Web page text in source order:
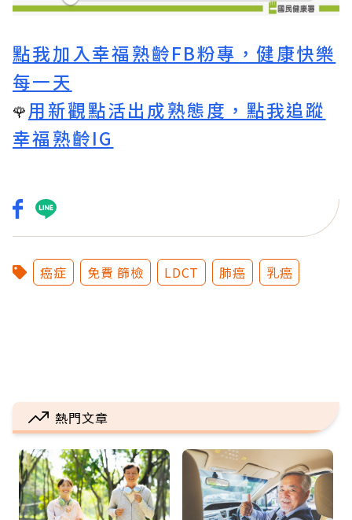
點我加入幸福熟齡FB粉專，健康快樂
每一天
🌹用新觀點活出成熟態度，點我追蹤
幸福熟齡IG
癌症 免費 篩檢 LDCT 肺癌 乳癌
熱門文章